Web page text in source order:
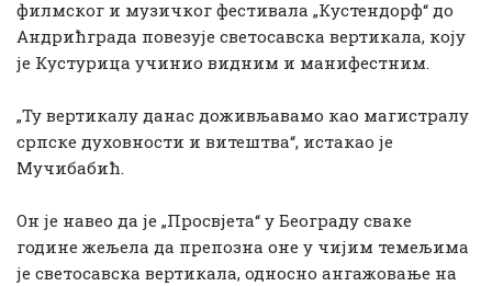
филмског и музичког фестивала „Кустендорф“ до
Андрићграда повезује светосавска вертикала, коју
је Кустурица учинио видним и манифестним.
„Ту вертикалу данас доживљавамо као магистралу
српске духовности и витештва“, истакао је
Мучибабић.
Он је навео да је „Просвјета“ у Београду сваке
године жељела да препозна оне у чијим темељима
је светосавска вертикала, односно ангажовање на